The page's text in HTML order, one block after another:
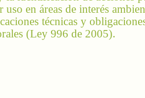
en áreas de interés
técnicas y
(Ley 996 de 2005).